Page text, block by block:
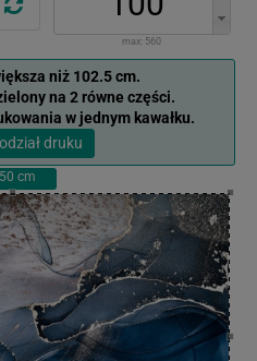
max: 560
niż 102.5 cm.
na 2 równe części.
w jednym kawałku.
druku
cm